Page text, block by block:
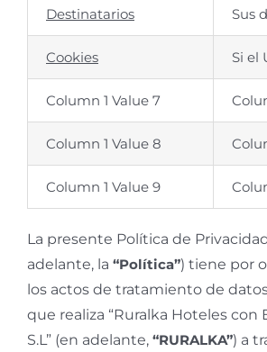
Destinatarios Sus
Cookies Si el
Column 1 Value 7
Column 1 Value 8
Column 1 Value 9
La presente Política de
adelante, la “Política”) tiene por
los actos de tratamiento de
que realiza “Ruralka Hoteles con
S.L” (en adelante, “RURALKA”) a